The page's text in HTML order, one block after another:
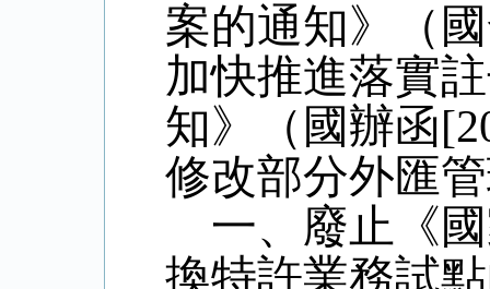
案的通知》（
加快推進落實
知》（國辦函
修改部分外匯
一、廢止《
換特許業務試